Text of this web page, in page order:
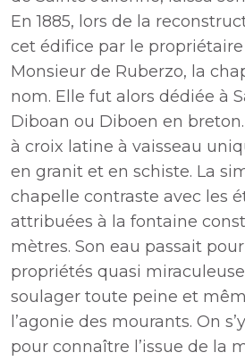
En 1885, lors de la
cet édifice par le
Monsieur de Ruberzo, la
nom. Elle fut alors dédiée à
Diboan ou Diboen en
à croix latine à vaisseau
en granit et en schiste. La
chapelle contraste avec les
attribuées à la fontaine
mètres. Son eau passait
propriétés quasi
soulager toute peine et
l’agonie des mourants. On
pour connaître l’issue de la